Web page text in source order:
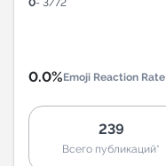
0- 3/72
0.0%Emoji Reaction Rate
239
Всего публикаций*